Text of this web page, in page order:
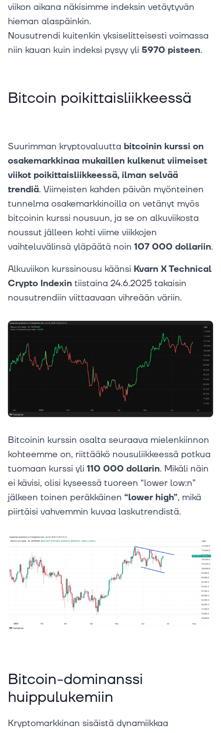
viikon aikana näkisimme indeksin vetäytyvän
hieman alaspäinkin.
Nousutrendi kuitenkin yksiselitteisesti voimassa
niin kauan kuin indeksi pysyy yli 5970 pisteen.
Bitcoin poikittaisliikkeessä
Suurimman kryptovaluutta bitcoinin kurssi on
osakemarkkinaa mukaillen kulkenut viimeiset
viikot poikittaisliikkeessä, ilman selvää
trendiä. Viimeisten kahden päivän myönteinen
tunnelma osakemarkkinoilla on vetänyt myös
bitcoinin kurssi nousuun, ja se on alkuviikosta
noussut jälleen kohti viime viikkojen
vaihteluvälinsä yläpäätä noin 107 000 dollariin.
Alkuviikon kurssinousu käänsi Kvarn X Technical
Crypto Indexin tiistaina 24.6.2025 takaisin
nousutrendiin viittaavaan vihreään väriin.
Bitcoinin kurssin osalta seuraava mielenkiinnon
kohteemme on, riittääkö nousuliikkeessä potkua
tuomaan kurssi yli 110 000 dollarin. Mikäli näin
ei kävisi, olisi kyseessä tuoreen “lower low:n”
jälkeen toinen peräkkäinen “lower high”, mikä
piirtäisi vahvemmin kuvaa laskutrendistä.
Bitcoin-dominanssi
huippulukemiin
Kryptomarkkinan sisäistä dynamiikkaa